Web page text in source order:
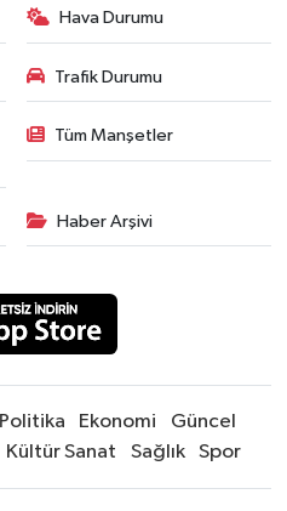
Hava Durumu
Trafik Durumu
Tüm Manşetler
Haber Arşivi
Politika Ekonomi
Güncel
Kültür Sanat Sağlık Spor